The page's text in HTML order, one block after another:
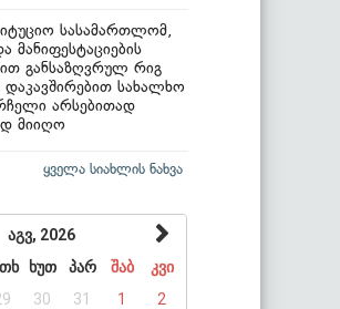
სასამართლომ,
მანიფესტაციების
განსაზღვრულ რიგ
სახალხო
არსებითად
მიიღო
ყველა სიახლის ნახვა
აგვ, 2026
ხუთ პარ შაბ
კვი
30 31 1
2